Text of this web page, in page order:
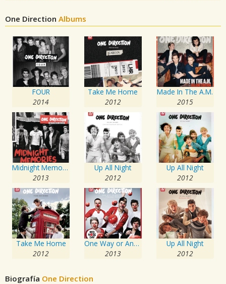
One Direction Albums
FOUR
2014
Take Me Home
2012
Made In The A.M.
2015
Midnight Memories
2013
Up All Night
2012
Up All Night
2012
Take Me Home
2012
One Way or Another
2013
Up All Night
2012
Biografía One Direction